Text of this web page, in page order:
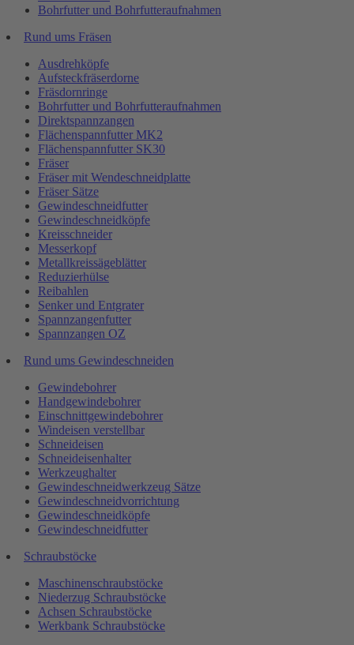
Bohrfutter und Bohrfutteraufnahmen
Rund ums Fräsen
Ausdrehköpfe
Aufsteckfräserdorne
Fräsdornringe
Bohrfutter und Bohrfutteraufnahmen
Direktspannzangen
Flächenspannfutter MK2
Flächenspannfutter SK30
Fräser
Fräser mit Wendeschneidplatte
Fräser Sätze
Gewindeschneidfutter
Gewindeschneidköpfe
Kreisschneider
Messerkopf
Metallkreissägeblätter
Reduzierhülse
Reibahlen
Senker und Entgrater
Spannzangenfutter
Spannzangen OZ
Rund ums Gewindeschneiden
Gewindebohrer
Handgewindebohrer
Einschnittgewindebohrer
Windeisen verstellbar
Schneideisen
Schneideisenhalter
Werkzeughalter
Gewindeschneidwerkzeug Sätze
Gewindeschneidvorrichtung
Gewindeschneidköpfe
Gewindeschneidfutter
Schraubstöcke
Maschinenschraubstöcke
Niederzug Schraubstöcke
Achsen Schraubstöcke
Werkbank Schraubstöcke